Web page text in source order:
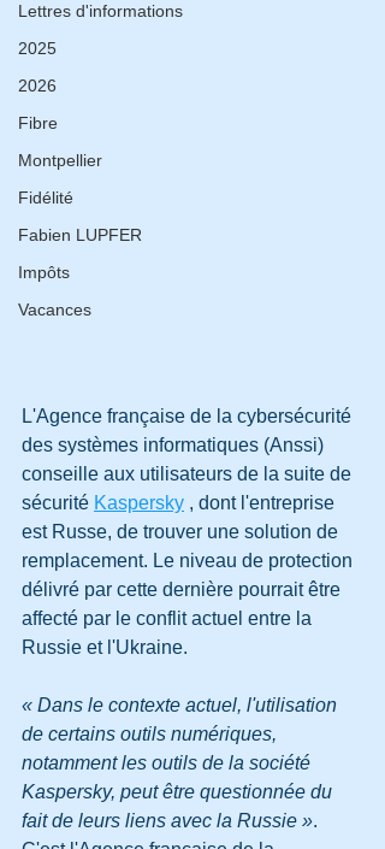
Lettres d'informations
2025
2026
Fibre
Montpellier
Fidélité
Fabien LUPFER
Impôts
Vacances
L'Agence française de la cybersécurité
des systèmes informatiques (Anssi)
conseille aux utilisateurs de la suite de
sécurité Kaspersky , dont l'entreprise
est Russe, de trouver une solution de
remplacement. Le niveau de protection
délivré par cette dernière pourrait être
affecté par le conflit actuel entre la
Russie et l'Ukraine.
« Dans le contexte actuel, l'utilisation
de certains outils numériques,
notamment les outils de la société
Kaspersky, peut être questionnée du
fait de leurs liens avec la Russie ».